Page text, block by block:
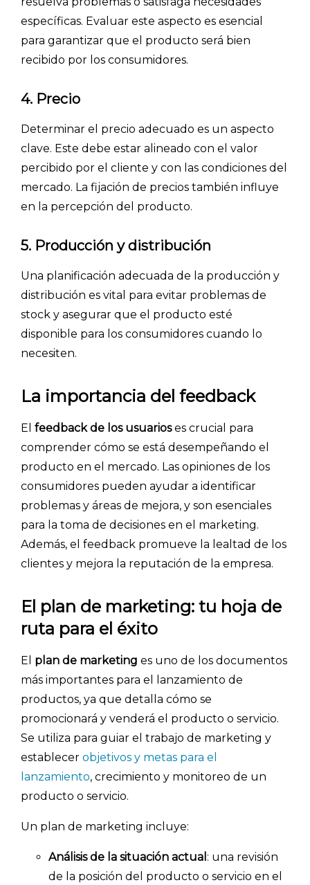
INICIO
CÓMO FUNCIONA
PLANTILLAS
PRECIOS
BLOG
específicas. Evaluar este aspecto es esencial
para garantizar que el producto será bien
recibido por los consumidores.
4. Precio
Determinar el precio adecuado es un aspecto
clave. Este debe estar alineado con el valor
percibido por el cliente y con las condiciones del
mercado. La fijación de precios también influye
en la percepción del producto.
5. Producción y distribución
Una planificación adecuada de la producción y
distribución es vital para evitar problemas de
stock y asegurar que el producto esté
disponible para los consumidores cuando lo
necesiten.
La importancia del feedback
El feedback de los usuarioses crucial para
comprender cómo se está desempeñando el
producto en el mercado. Las opiniones de los
consumidores pueden ayudar a identificar
problemas y áreas de mejora, y son esenciales
para la toma de decisiones en el marketing.
Además, el feedback promueve la lealtad de los
clientes y mejora la reputación de la empresa.
El plan de marketing: tu hoja de
ruta para el éxito
El plan de marketing es uno de los documentos
más importantes para el lanzamiento de
productos, ya que detalla cómo se
promocionará y venderá el producto o servicio.
Se utiliza para guiar el trabajo de marketing y
establecer objetivos y metas para el
lanzamiento, crecimiento y monitoreo de un
producto o servicio.
Un plan de marketing incluye:
Análisis de la situación actual : una revisión
de la posición del producto o servicio en el